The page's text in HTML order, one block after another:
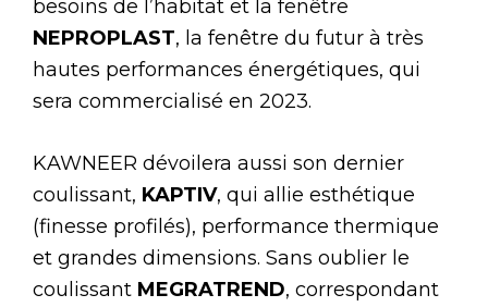
besoins de l’habitat et la fenêtre
NEPROPLAST, la fenêtre du futur à très
hautes performances énergétiques, qui
sera commercialisé en 2023.
KAWNEER dévoilera aussi son dernier
coulissant, KAPTIV, qui allie esthétique
(finesse profilés), performance thermique
et grandes dimensions. Sans oublier le
coulissant MEGRATREND, correspondant